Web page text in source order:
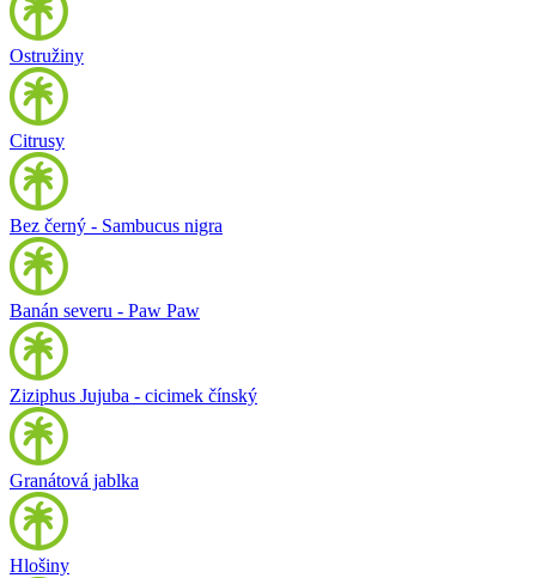
Ostružiny
Citrusy
Bez černý - Sambucus nigra
Banán severu - Paw Paw
Ziziphus Jujuba - cicimek čínský
Granátová jablka
Hlošiny